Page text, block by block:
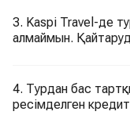
3. Kaspi Travel-де
алмаймын.
4. Турдан бас
ресімделген